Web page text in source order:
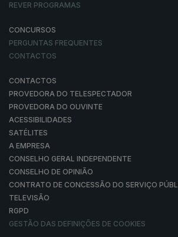
REVER PROGRAMAS
CONCURSOS
PERGUNTAS FREQUENTES
CONTACTOS
CONTACTOS
PROVEDORA DO TELESPECTADOR
PROVEDORA DO OUVINTE
ACESSIBILIDADES
SATÉLITES
A EMPRESA
CONSELHO GERAL INDEPENDENTE
CONSELHO DE OPINIÃO
CONTRATO DE CONCESSÃO DO SERVIÇO
TELEVISÃO
RGPD
GESTÃO DAS DEFINIÇÕES DE COOKIES